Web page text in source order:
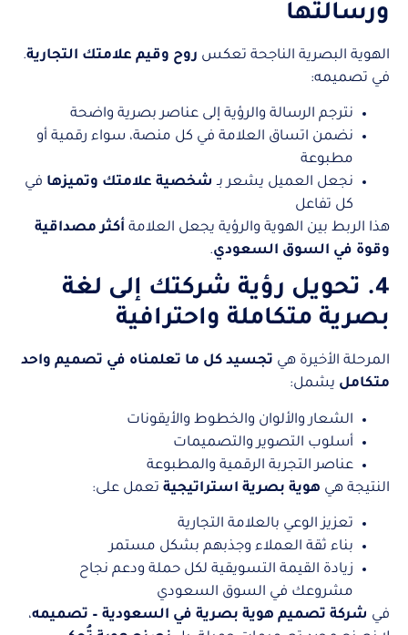
ورسالتها
الهوية البصرية الناجحة تعكس روح وقيم علامتك التجارية.
في تصميمه:
نترجم الرسالة والرؤية إلى عناصر بصرية واضحة
نضمن اتساق العلامة في كل منصة، سواء رقمية أو
مطبوعة
نجعل العميل يشعر بـ شخصية علامتك وتميزها في
كل تفاعل
هذا الربط بين الهوية والرؤية يجعل العلامة أكثر مصداقية
وقوة في السوق السعودي.
4. تحويل رؤية شركتك إلى لغة
بصرية متكاملة واحترافية
المرحلة الأخيرة هي تجسيد كل ما تعلمناه في تصميم واحد
متكامل يشمل:
الشعار والألوان والخطوط والأيقونات
أسلوب التصوير والتصميمات
عناصر التجربة الرقمية والمطبوعة
النتيجة هي هوية بصرية استراتيجية تعمل على:
تعزيز الوعي بالعلامة التجارية
بناء ثقة العملاء وجذبهم بشكل مستمر
زيادة القيمة التسويقية لكل حملة ودعم نجاح
مشروعك في السوق السعودي
في شركة تصميم هوية بصرية في السعودية – تصميمه،